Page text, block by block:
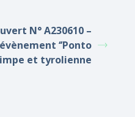
N° A230610 –
‘’Ponto
et tyrolienne